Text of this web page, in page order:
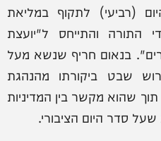
(רביעי) לתקוף במליאת
התורה והתייחס ל"יועצת
בנאום חריף שנשא מעל
שבט ביקורתו מהנהגת
שהוא מקשר בין המדיניות
סדר היום הציבורי.